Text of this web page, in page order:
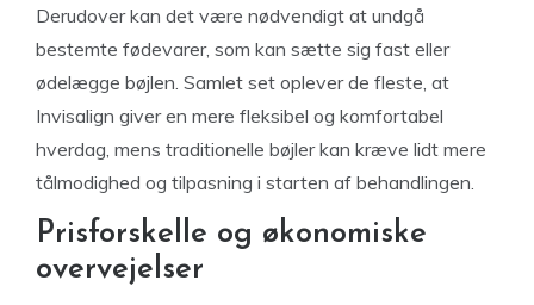
Derudover kan det være nødvendigt at undgå
bestemte fødevarer, som kan sætte sig fast eller
ødelægge bøjlen. Samlet set oplever de fleste, at
Invisalign giver en mere fleksibel og komfortabel
hverdag, mens traditionelle bøjler kan kræve lidt mere
tålmodighed og tilpasning i starten af behandlingen.
Prisforskelle og økonomiske
overvejelser